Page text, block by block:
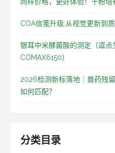
COA信笺升级:从视觉更新到
银耳中米酵菌酸的测定（逗
COMAX6150）
2026检测新标落地｜兽药残
如何匹配？
分类目录